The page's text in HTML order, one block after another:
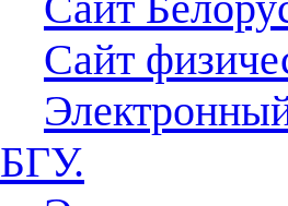
Сайт
БГУ.